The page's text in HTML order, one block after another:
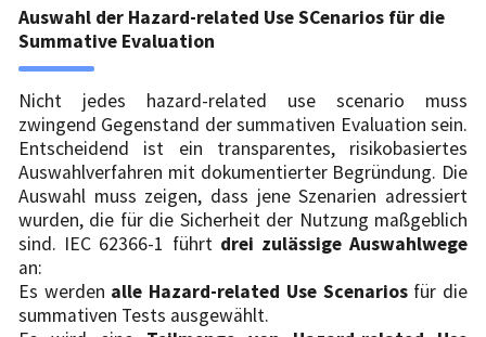
Auswahl der Hazard-related Use SCenarios für die
Summative Evaluation
Nicht jedes hazard-related use scenario muss
zwingend Gegenstand der summativen Evaluation sein.
Entscheidend ist ein transparentes, risikobasiertes
Auswahlverfahren mit dokumentierter Begründung. Die
Auswahl muss zeigen, dass jene Szenarien adressiert
wurden, die für die Sicherheit der Nutzung maßgeblich
sind. IEC 62366-1 führt drei zulässige Auswahlwege
an:
Es werden alle Hazard-related Use Scenariosfür die
summativen Tests ausgewählt.